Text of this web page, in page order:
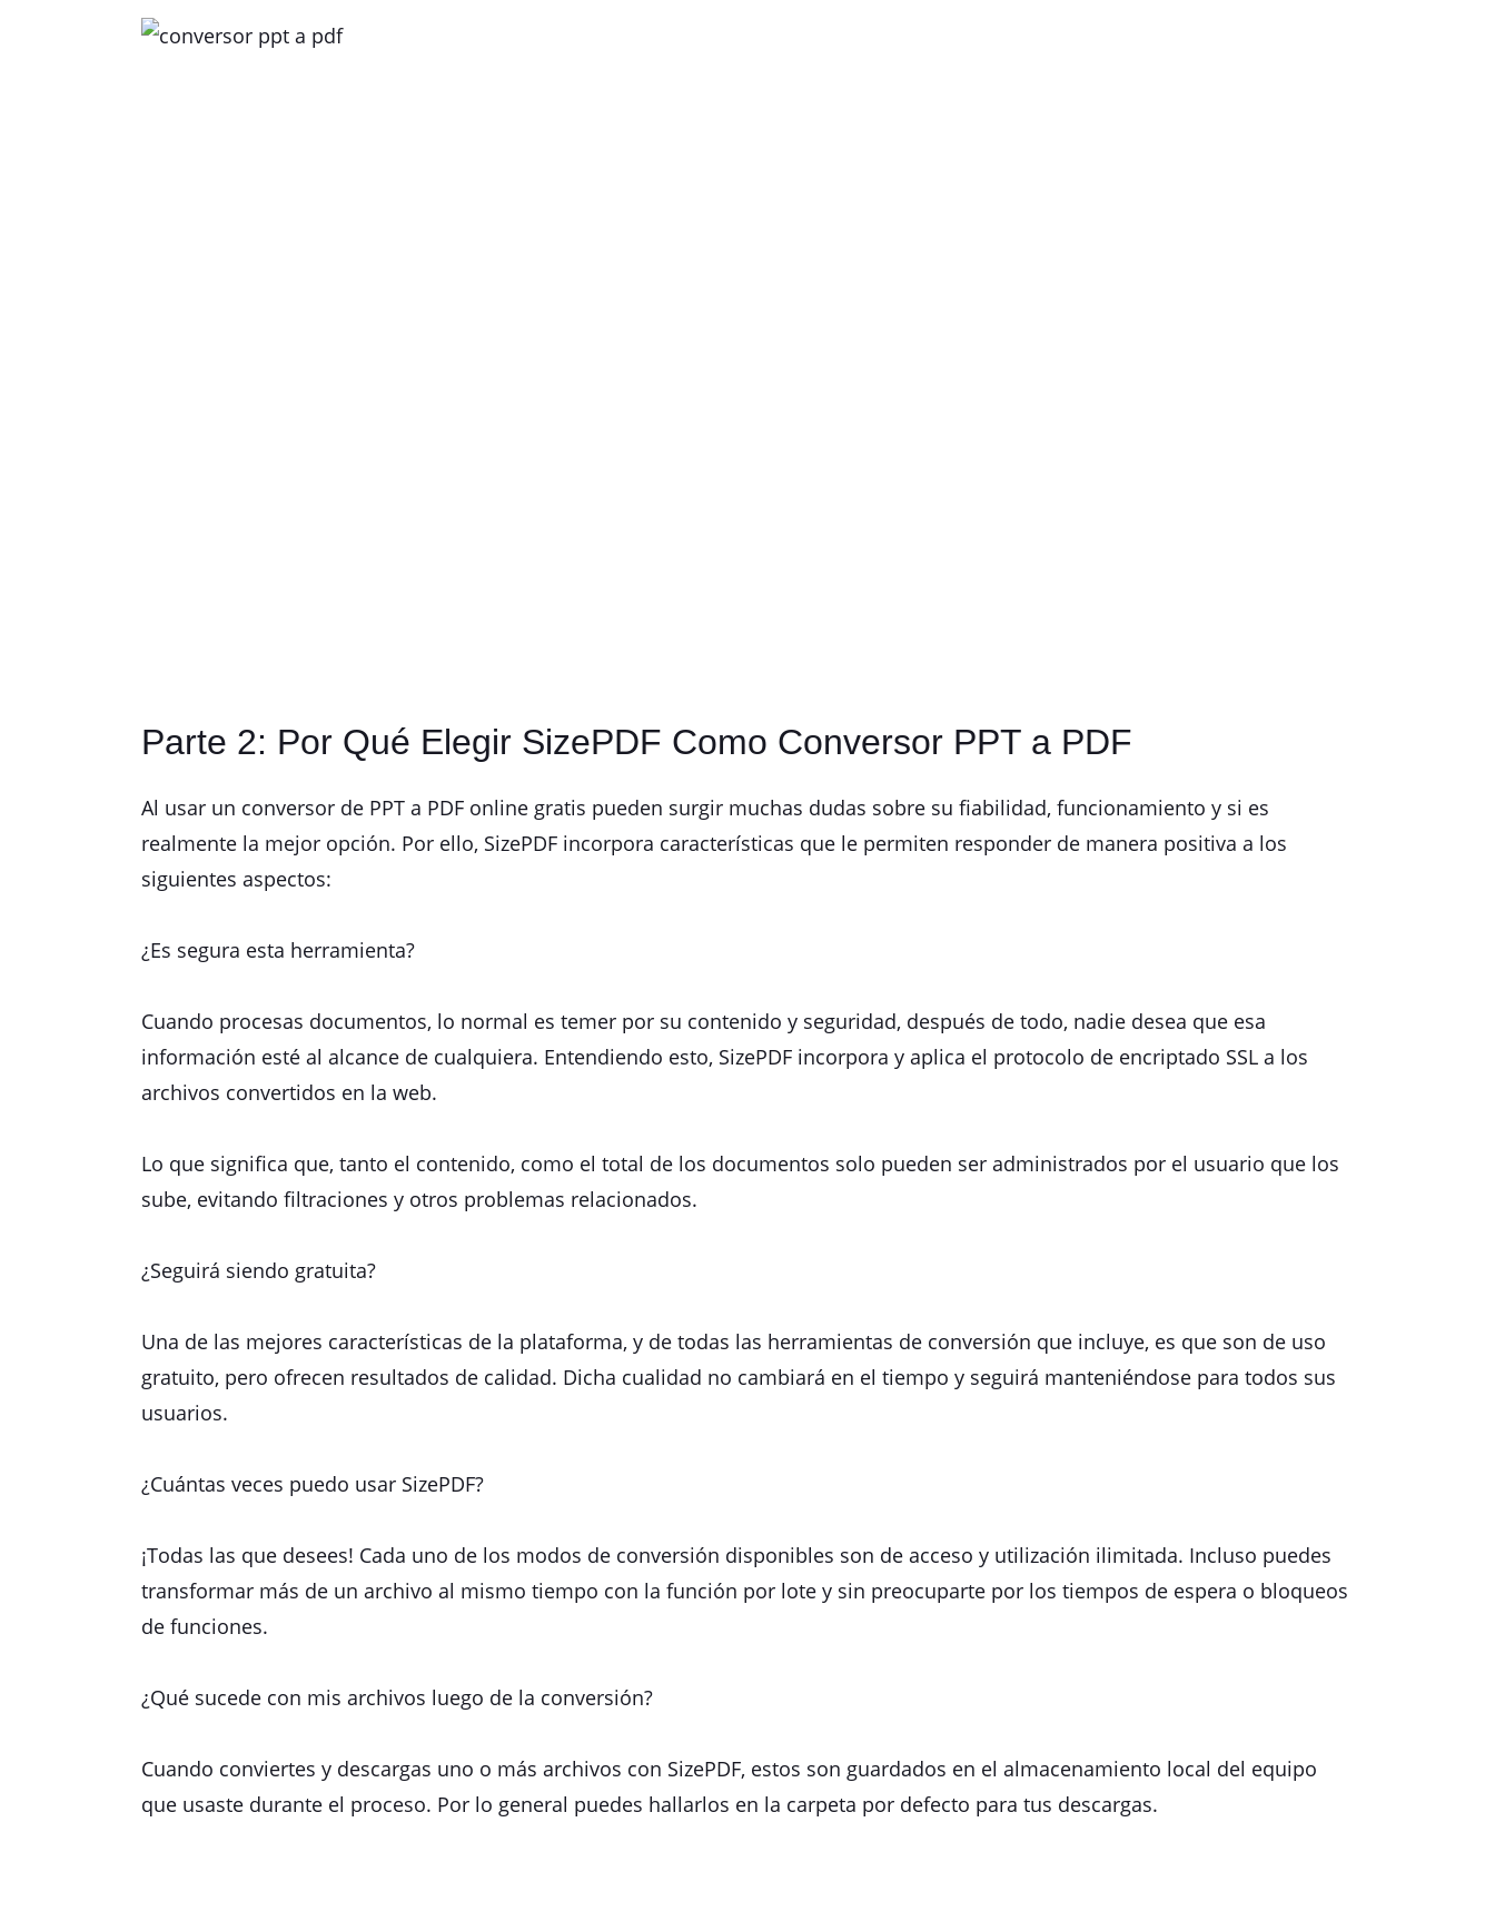
Parte 2: Por Qué Elegir SizePDF Como Conversor PPT a PDF
Al usar un conversor de PPT a PDF online gratis pueden surgir muchas dudas sobre su fiabilidad, funcionamiento y si es
realmente la mejor opción. Por ello, SizePDF incorpora características que le permiten responder de manera positiva a los
siguientes aspectos:
¿Es segura esta herramienta?
Cuando procesas documentos, lo normal es temer por su contenido y seguridad, después de todo, nadie desea que esa
información esté al alcance de cualquiera. Entendiendo esto, SizePDF incorpora y aplica el protocolo de encriptado SSL a los
archivos convertidos en la web.
Lo que significa que, tanto el contenido, como el total de los documentos solo pueden ser administrados por el usuario que los
sube, evitando filtraciones y otros problemas relacionados.
¿Seguirá siendo gratuita?
Una de las mejores características de la plataforma, y de todas las herramientas de conversión que incluye, es que son de uso
gratuito, pero ofrecen resultados de calidad. Dicha cualidad no cambiará en el tiempo y seguirá manteniéndose para todos sus
usuarios.
¿Cuántas veces puedo usar SizePDF?
¡Todas las que desees! Cada uno de los modos de conversión disponibles son de acceso y utilización ilimitada. Incluso puedes
transformar más de un archivo al mismo tiempo con la función por lote y sin preocuparte por los tiempos de espera o bloqueos
de funciones.
¿Qué sucede con mis archivos luego de la conversión?
Cuando conviertes y descargas uno o más archivos con SizePDF, estos son guardados en el almacenamiento local del equipo
que usaste durante el proceso. Por lo general puedes hallarlos en la carpeta por defecto para tus descargas.